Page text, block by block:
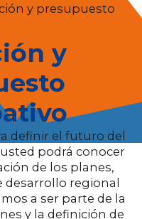
y presupuesto
y
definir el futuro del
podrá conocer
de los planes,
desarrollo regional
a ser parte de la
y la definición de